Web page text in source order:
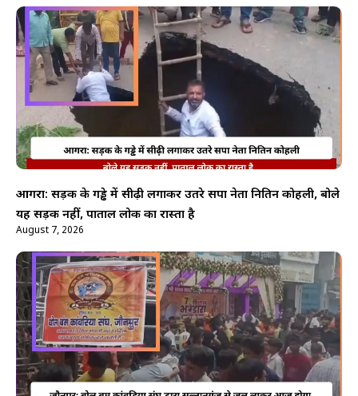
आगरा: सड़क के गड्ढे में सीढ़ी लगाकर उतरे सपा नेता नितिन कोहली, बोले
यह सड़क नहीं, पाताल लोक का रास्ता है
August 7, 2026